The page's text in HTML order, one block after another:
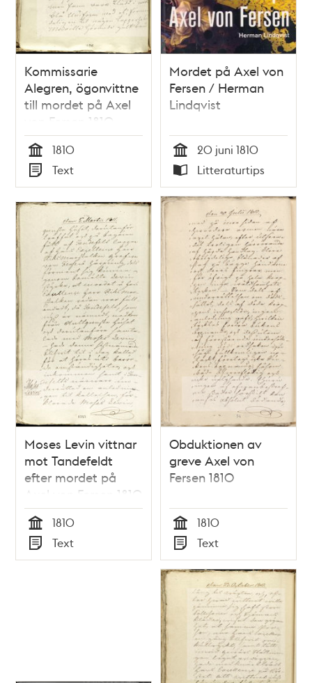
Kommissarie
Alegren, ögonvittne
till mordet på Axel
von Fersen 1810
Tid
1810
Typ
Text
Mordet på Axel von
Fersen / Herman
Lindqvist
Tid
20 juni 1810
Typ
Litteraturtips
Moses Levin vittnar
mot Tandefeldt
efter mordet på
Axel von Fersen 1810
Tid
1810
Typ
Text
Obduktionen av
greve Axel von
Fersen 1810
Tid
1810
Typ
Text